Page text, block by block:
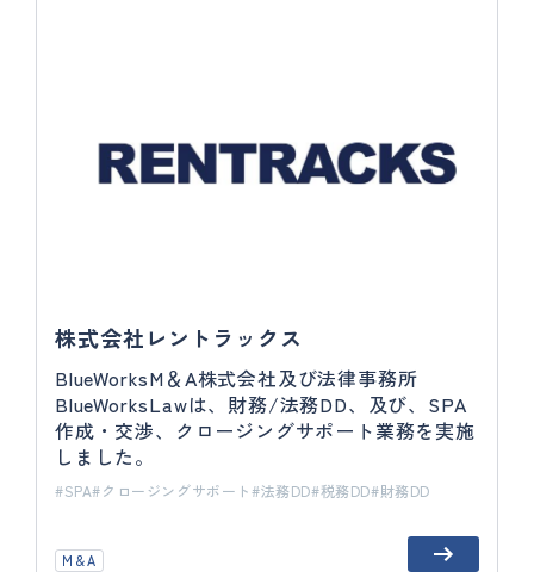
株式会社レントラックス
BlueWorksM＆A株式会社及び法律事務所
BlueWorksLawは、財務/法務DD、及び、SPA
作成・交渉、クロージングサポート業務を実施
しました。
SPA クロージングサポート 法務DD 税務DD 財務DD
M＆A